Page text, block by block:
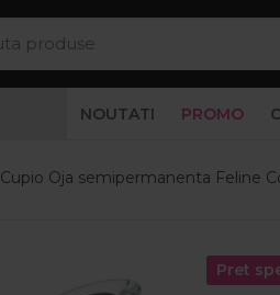
NOUTATI PROMO
Cupio Oja semipermanenta Feline
Pret